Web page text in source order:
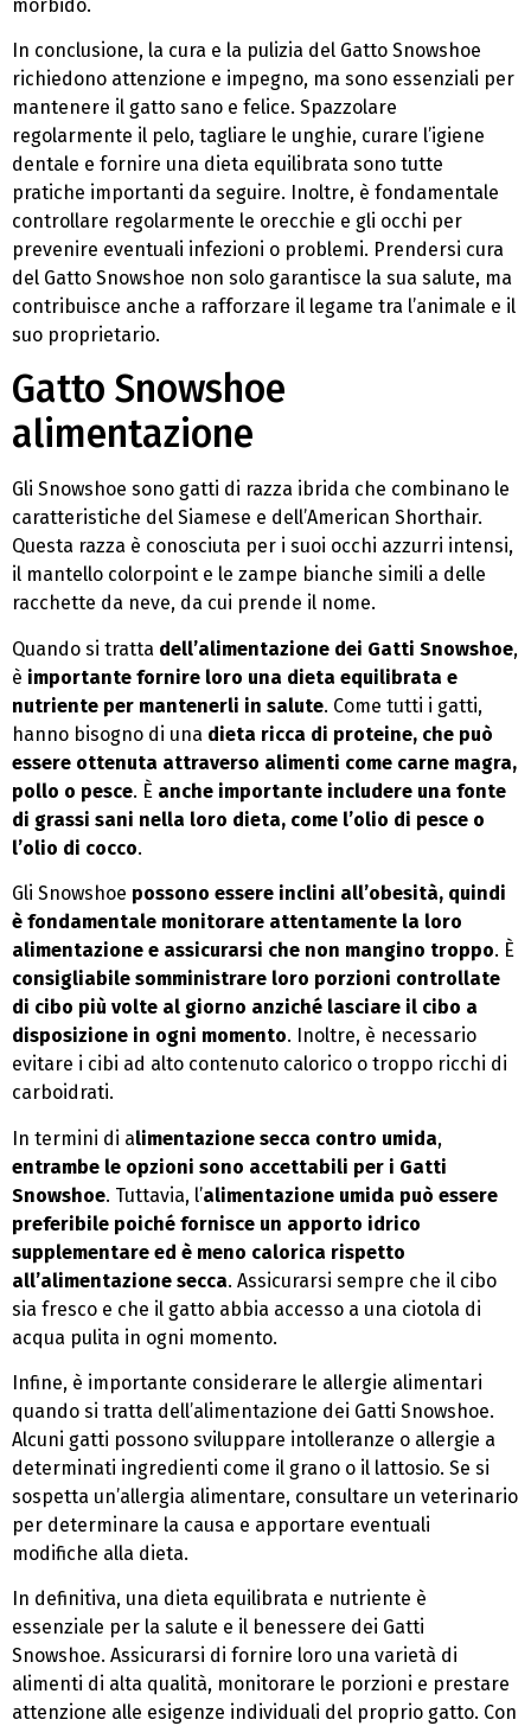
morbido.
In conclusione, la cura e la pulizia del Gatto Snowshoe
richiedono attenzione e impegno, ma sono essenziali per
mantenere il gatto sano e felice. Spazzolare
regolarmente il pelo, tagliare le unghie, curare l’igiene
dentale e fornire una dieta equilibrata sono tutte
pratiche importanti da seguire. Inoltre, è fondamentale
controllare regolarmente le orecchie e gli occhi per
prevenire eventuali infezioni o problemi. Prendersi cura
del Gatto Snowshoe non solo garantisce la sua salute, ma
contribuisce anche a rafforzare il legame tra l’animale e il
suo proprietario.
Gatto Snowshoe
alimentazione
Gli Snowshoe sono gatti di razza ibrida che combinano le
caratteristiche del Siamese e dell’American Shorthair.
Questa razza è conosciuta per i suoi occhi azzurri intensi,
il mantello colorpoint e le zampe bianche simili a delle
racchette da neve, da cui prende il nome.
Quando si tratta dell’alimentazione dei Gatti Snowshoe,
è importante fornire loro una dieta equilibrata e
nutriente per mantenerli in salute. Come tutti i gatti,
hanno bisogno di una dieta ricca di proteine, che può
essere ottenuta attraverso alimenti come carne magra,
pollo o pesce. È anche importante includere una fonte
di grassi sani nella loro dieta, come l’olio di pesce o
l’olio di cocco.
Gli Snowshoe possono essere inclini all’obesità, quindi
è fondamentale monitorare attentamente la loro
alimentazione e assicurarsi che non mangino troppo. È
consigliabile somministrare loro porzioni controllate
di cibo più volte al giorno anziché lasciare il cibo a
disposizione in ogni momento. Inoltre, è necessario
evitare i cibi ad alto contenuto calorico o troppo ricchi di
carboidrati.
In termini di alimentazione secca contro umida,
entrambe le opzioni sono accettabili per i Gatti
Snowshoe. Tuttavia, l’alimentazione umida può essere
preferibile poiché fornisce un apporto idrico
supplementare ed è meno calorica rispetto
all’alimentazione secca. Assicurarsi sempre che il cibo
sia fresco e che il gatto abbia accesso a una ciotola di
acqua pulita in ogni momento.
Infine, è importante considerare le allergie alimentari
quando si tratta dell’alimentazione dei Gatti Snowshoe.
Alcuni gatti possono sviluppare intolleranze o allergie a
determinati ingredienti come il grano o il lattosio. Se si
sospetta un’allergia alimentare, consultare un veterinario
per determinare la causa e apportare eventuali
modifiche alla dieta.
In definitiva, una dieta equilibrata e nutriente è
essenziale per la salute e il benessere dei Gatti
Snowshoe. Assicurarsi di fornire loro una varietà di
alimenti di alta qualità, monitorare le porzioni e prestare
attenzione alle esigenze individuali del proprio gatto. Con